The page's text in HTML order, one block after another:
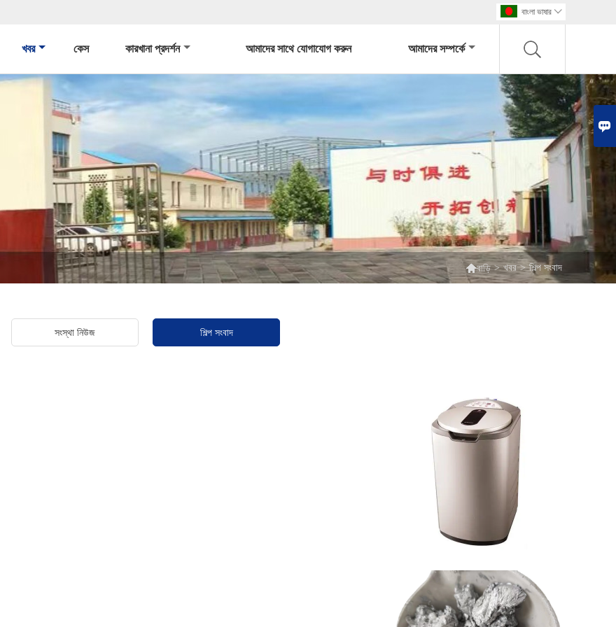

বাংলা ভাষার 
খবর কেস কারখানা প্রদর্শন আমাদের সাথে যোগাযোগ করুন আমাদের সম্পর্কে
বাড়ি > খবর > শিল্প সংবাদ
সংস্থা নিউজ শিল্প সংবাদ